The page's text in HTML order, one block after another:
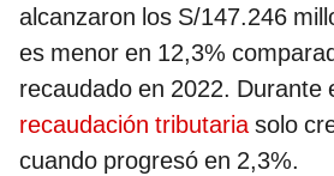
alcanzaron los S/147.246
es menor en 12,3%
recaudado en 2022. Durante
recaudación tributariasolo
cuando progresó en 2,3%.